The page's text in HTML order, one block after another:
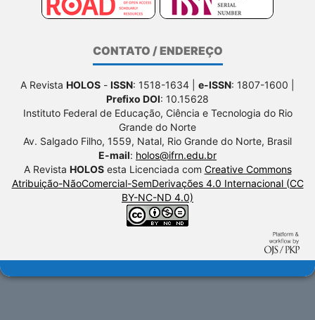
CONTATO / ENDEREÇO
A Revista HOLOS - ISSN: 1518-1634 | e-ISSN: 1807-1600 |
Prefixo DOI: 10.15628
Instituto Federal de Educação, Ciência e Tecnologia do Rio
Grande do Norte
Av. Salgado Filho, 1559, Natal, Rio Grande do Norte, Brasil
E-mail: holos@ifrn.edu.br
A Revista HOLOSesta Licenciada com Creative Commons
Atribuição-NãoComercial-SemDerivações 4.0 Internacional (CC
BY-NC-ND 4.0)